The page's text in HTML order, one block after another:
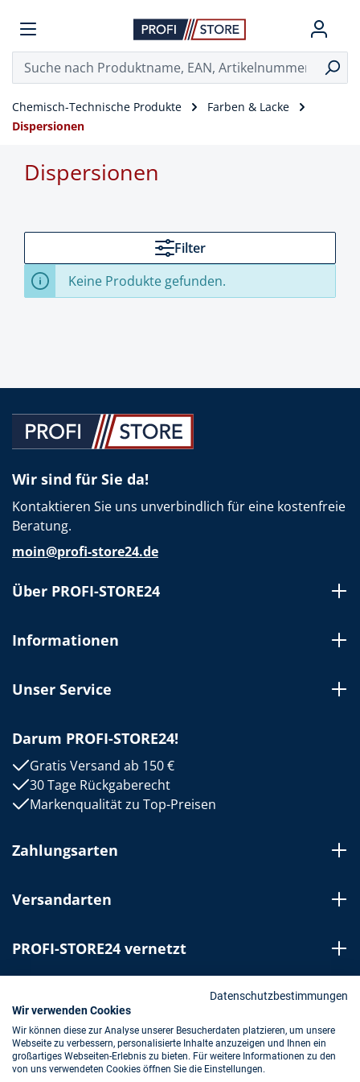
Chemisch-Technische Produkte
Farben & Lacke
Dispersionen
Dispersionen
Filter
Keine Produkte gefunden.
Wir sind für Sie da!
Kontaktieren Sie uns unverbindlich für eine kostenfreie
Beratung.
moin@profi-store24.de
Über PROFI-STORE24
Informationen
Unser Service
Darum PROFI-STORE24!
Gratis Versand ab 150 €
30 Tage Rückgaberecht
Markenqualität zu Top-Preisen
Zahlungsarten
Versandarten
PROFI-STORE24 vernetzt
Bestellung widerrufen
Impressum AGB Datenschutz
Datenschutzbestimmungen
Wir verwenden Cookies
Wir können diese zur Analyse unserer Besucherdaten platzieren, um unsere
Webseite zu verbessern, personalisierte Inhalte anzuzeigen und Ihnen ein
großartiges Webseiten-Erlebnis zu bieten. Für weitere Informationen zu den
von uns verwendeten Cookies öffnen Sie die Einstellungen.